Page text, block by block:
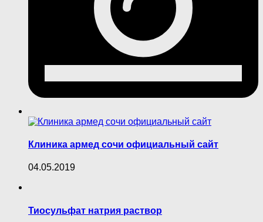
Клиника армед сочи официальный сайт
04.05.2019
Тиосульфат натрия раствор